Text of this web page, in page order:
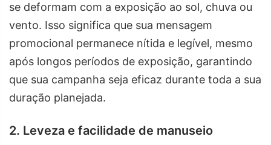
se deformam com a exposição ao sol, chuva ou
vento. Isso significa que sua mensagem
promocional permanece nítida e legível, mesmo
após longos períodos de exposição, garantindo
que sua campanha seja eficaz durante toda a sua
duração planejada.
2. Leveza e facilidade de manuseio